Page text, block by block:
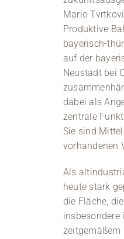
Mario
Produktive
bayerisch-
auf der
Neustadt bei
dabei als
zentrale
Sie sind
vorhandenen
Als
heute stark
die Fläche,
insbesondere
zeitgemäßem